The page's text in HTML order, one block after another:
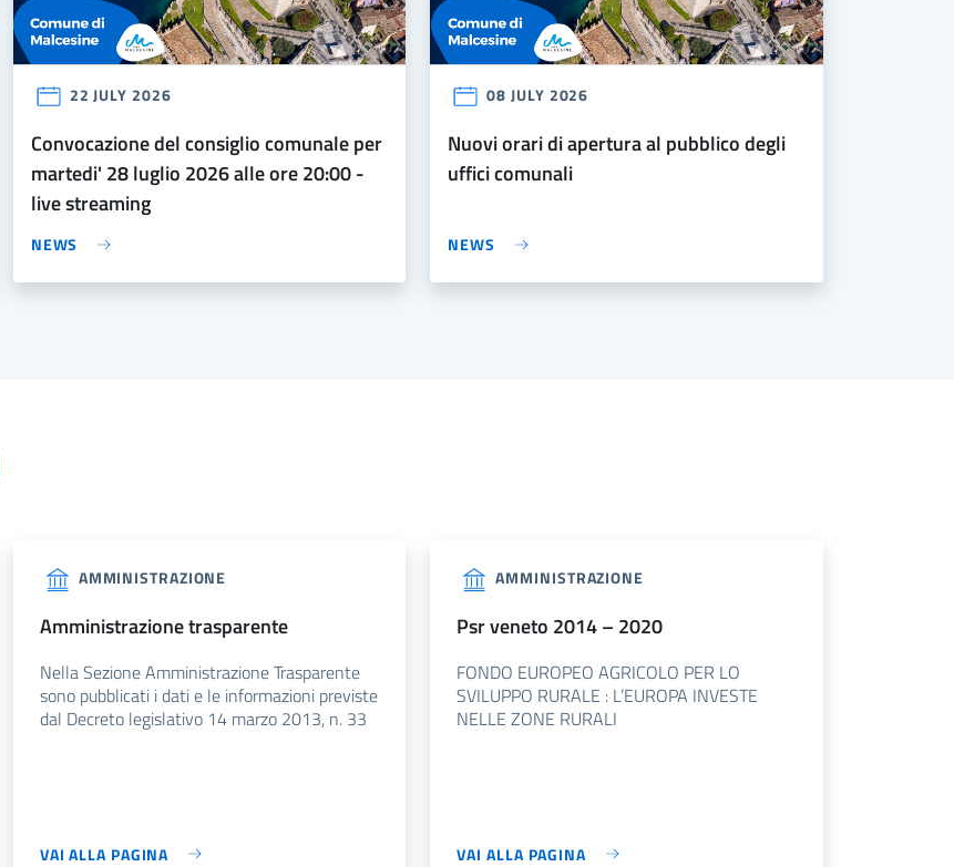
22 JULY 2026
convocazione del consiglio comunale per
martedi' 28 luglio 2026 alle ore 20:00 -
live streaming
NEWS
08 JULY 2026
nuovi orari di apertura al pubblico degli
uffici comunali
NEWS
AMMINISTRAZIONE
amministrazione trasparente
Nella Sezione Amministrazione Trasparente
sono pubblicati i dati e le informazioni previste
dal Decreto legislativo 14 marzo 2013, n. 33
VAI ALLA PAGINA
AMMINISTRAZIONE
psr veneto 2014 – 2020
FONDO EUROPEO AGRICOLO PER LO
SVILUPPO RURALE : L’EUROPA INVESTE
NELLE ZONE RURALI
VAI ALLA PAGINA